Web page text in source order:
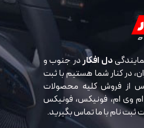
دل افکاردر جنوب و
در کنار شما هستیم با ثبت
از فروش کلیه محصولات
وی ام، فونیکس، فونیکس